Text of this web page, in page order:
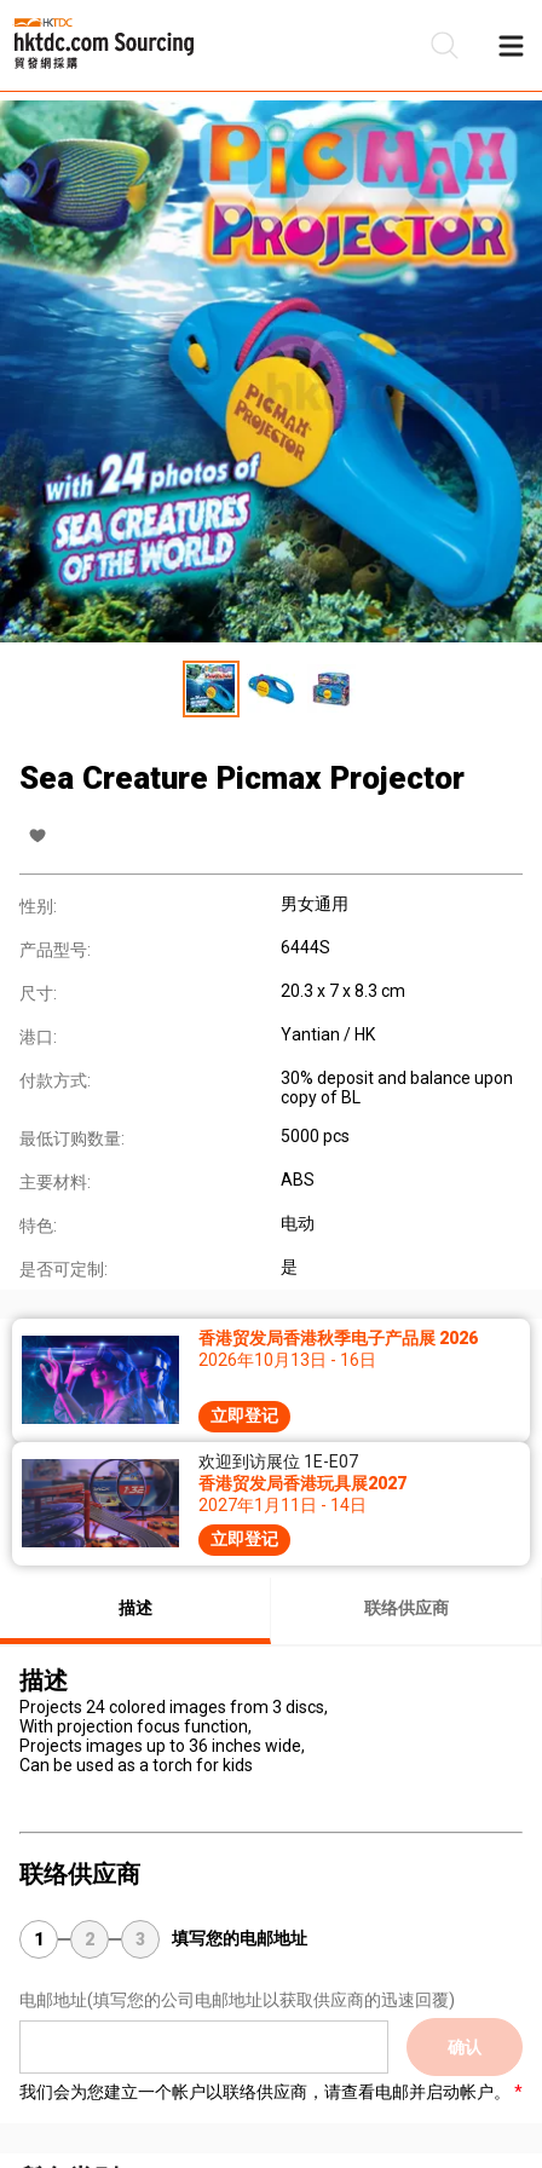
Sea Creature Picmax Projector
性别: 男女通用
产品型号: 6444S
尺寸: 20.3 x 7 x 8.3 cm
港口: Yantian / HK
付款方式:
30% deposit and balance upon
copy of BL
最低订购数量: 5000 pcs
主要材料: ABS
特色: 电动
是否可定制: 是
香港贸发局香港秋季电子产品展 2026
2026年10月13日 - 16日
立即登记
欢迎到访展位 1E-E07
香港贸发局香港玩具展2027
2027年1月11日 - 14日
立即登记
描述 联络供应商
描述
Projects 24 colored images from 3 discs,
With projection focus function,
Projects images up to 36 inches wide,
Can be used as a torch for kids
联络供应商
1 2 3 填写您的电邮地址
电邮地址(填写您的公司电邮地址以获取供应商的迅速回覆)
确认
我们会为您建立一个帐户以联络供应商，请查看电邮并启动帐户。